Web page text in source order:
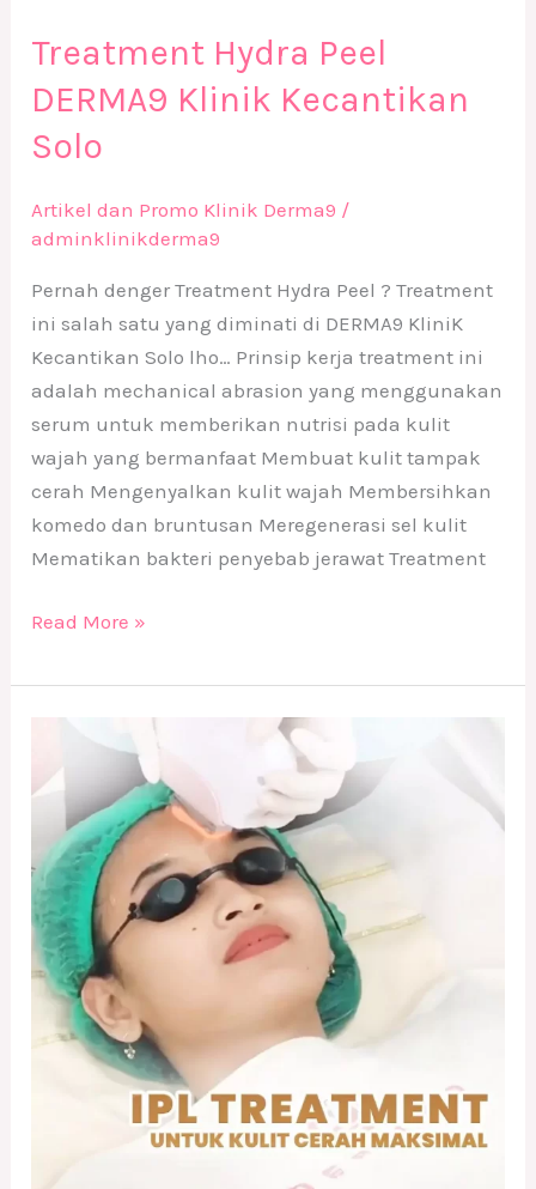
Treatment Hydra Peel
DERMA9 Klinik Kecantikan
Solo
Artikel dan Promo Klinik Derma9 /
adminklinikderma9
Pernah denger Treatment Hydra Peel ? Treatment
ini salah satu yang diminati di DERMA9 KliniK
Kecantikan Solo lho… Prinsip kerja treatment ini
adalah mechanical abrasion yang menggunakan
serum untuk memberikan nutrisi pada kulit
wajah yang bermanfaat Membuat kulit tampak
cerah Mengenyalkan kulit wajah Membersihkan
komedo dan bruntusan Meregenerasi sel kulit
Mematikan bakteri penyebab jerawat Treatment
Read More »
di
DERMA9
Klinik
Kecantikan
Solo